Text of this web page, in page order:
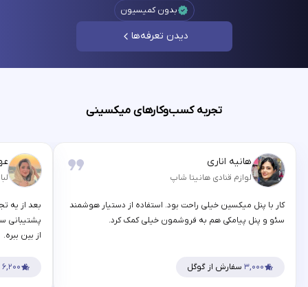
بدون کمیسیون
دیدن تعرفه‌ها
تجربه کسب‌وکارهای میکسینی
هانیه اناری
لوازم قنادی هانیتا شاپ
کار با پنل میکسین خیلی راحت بود. استفاده از دستیار هوشمند
سئو و پنل پیامکی هم به فروشمون خیلی کمک کرد.
۳,۰۰۰ سفارش از گوگل
بعد از یه
پشتیبانی
از بین ببره.
۶,۲۰۰